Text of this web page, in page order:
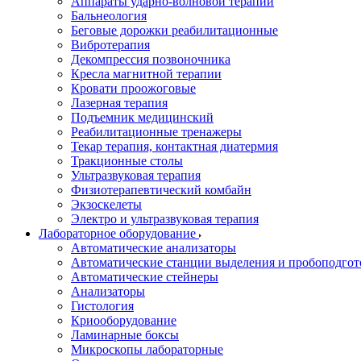
Бальнеология
Беговые дорожки реабилитационные
Вибротерапия
Декомпрессия позвоночника
Кресла магнитной терапии
Кровати проожоговые
Лазерная терапия
Подъемник медицинский
Реабилитационные тренажеры
Текар терапия, контактная диатермия
Тракционные столы
Ультразвуковая терапия
Физиотерапевтический комбайн
Экзоскелеты
Электро и ультразвуковая терапия
Лабораторное оборудование
Автоматические анализаторы
Автоматические станции выделения и
Автоматические стейнеры
Анализаторы
Гистология
Криооборудование
Ламинарные боксы
Микроскопы лабораторные